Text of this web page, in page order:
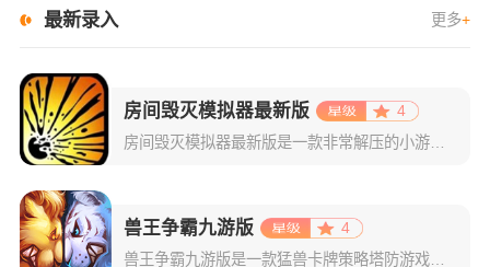
最新录入 更多+
房间毁灭模拟器最新版
4
兽王争霸九游版
4